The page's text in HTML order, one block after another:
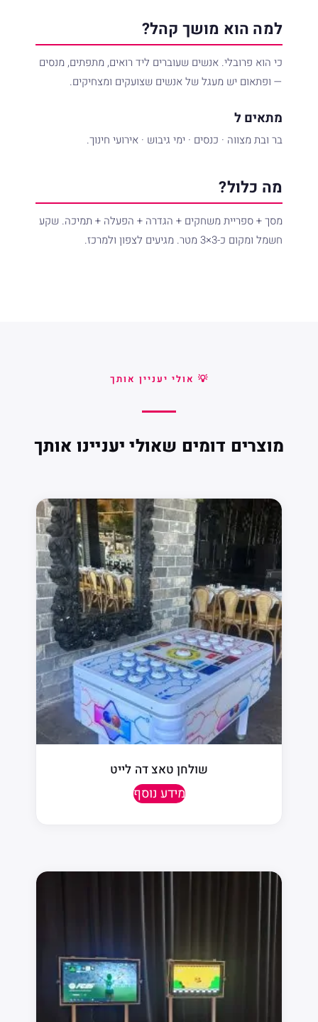
למה הוא מושך קהל?
כי הוא פרובלי. אנשים שעוברים ליד רואים, מתפתים, מנסים
— ופתאום יש מעגל של אנשים שצועקים ומצחיקים.
מתאים ל
בר ובת מצווה · כנסים · ימי גיבוש · אירועי חינוך.
מה כלול?
מסך + ספריית משחקים + הגדרה + הפעלה + תמיכה. שקע
חשמל ומקום כ-3×3 מטר. מגיעים לצפון ולמרכז.
💡 אולי יעניין אותך
מוצרים דומים שאולי יעניינו אותך
שולחן טאצ דה לייט
מידע נוסף